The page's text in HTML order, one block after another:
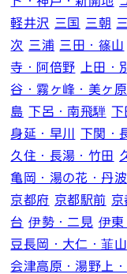
軽井沢 三国 三朝
次 三浦 三田・篠山
寺・阿倍野
上田・
谷・霧ヶ峰・美ヶ
島 下呂・南飛騨
身延・早川
下関・
久住・長湯・竹田
亀岡・湯の花・丹波
京都府 京都駅前
台 伊勢・二見 伊東
豆長岡・大仁・韮山
会津高原・湯野上